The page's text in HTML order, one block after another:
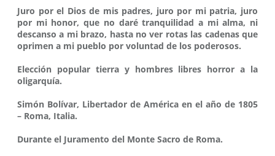
Juro por el Dios de mis padres, juro por mi patria, juro
por mi honor, que no daré tranquilidad a mi alma, ni
descanso a mi brazo, hasta no ver rotas las cadenas que
oprimen a mi pueblo por voluntad de los poderosos.
Elección popular tierra y hombres libres horror a la
oligarquía.
Simón Bolívar, Libertador de América en el año de 1805
– Roma, Italia.
Durante el Juramento del Monte Sacro de Roma.